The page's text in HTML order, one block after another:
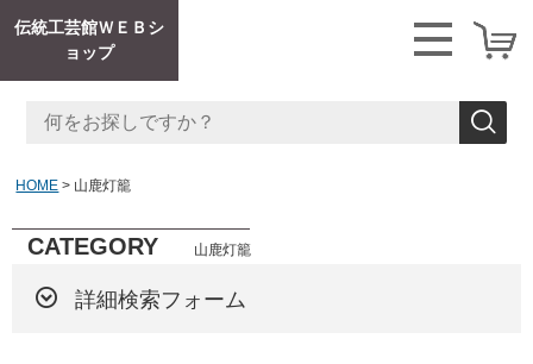
伝統工芸館ＷＥＢシ
ョップ
HOME 山鹿灯籠
CATEGORY 山鹿灯籠
詳細検索フォーム